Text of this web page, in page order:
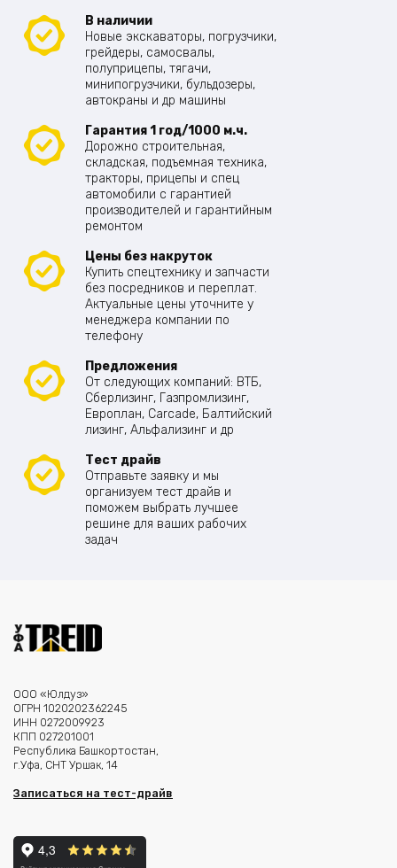
В наличии
Новые экскаваторы, погрузчики,
грейдеры, самосвалы,
полуприцепы, тягачи,
минипогрузчики, бульдозеры,
автокраны и др машины
Гарантия 1 год/1000 м.ч.
Дорожно строительная,
складская, подъемная техника,
тракторы, прицепы и спец
автомобили с гарантией
производителей и гарантийным
ремонтом
Цены без накруток
Купить спецтехнику и запчасти
без посредников и переплат.
Актуальные цены уточните у
менеджера компании по
телефону
Предложения
От следующих компаний: ВТБ,
Сберлизинг, Газпромлизинг,
Европлан, Carcade, Балтийский
лизинг, Альфализинг и др
Тест драйв
Отправьте заявку и мы
организуем тест драйв и
поможем выбрать лучшее
решине для ваших рабочих
задач
ООО «Юлдуз»
ОГРН 1020202362245
ИНН 0272009923
КПП 027201001
Республика Башкортостан,
г.Уфа, СНТ Уршак, 14
Записаться на тест-драйв